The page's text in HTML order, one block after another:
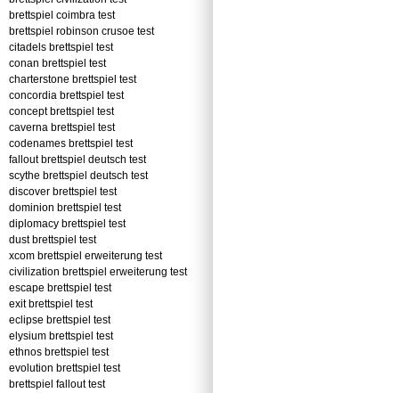
brettspiel coimbra test
brettspiel robinson crusoe test
citadels brettspiel test
conan brettspiel test
charterstone brettspiel test
concordia brettspiel test
concept brettspiel test
caverna brettspiel test
codenames brettspiel test
fallout brettspiel deutsch test
scythe brettspiel deutsch test
discover brettspiel test
dominion brettspiel test
diplomacy brettspiel test
dust brettspiel test
xcom brettspiel erweiterung test
civilization brettspiel erweiterung test
escape brettspiel test
exit brettspiel test
eclipse brettspiel test
elysium brettspiel test
ethnos brettspiel test
evolution brettspiel test
brettspiel fallout test